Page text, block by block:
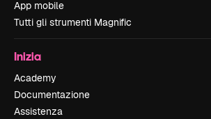
App mobile
Tutti gli strumenti Magnific
Inizia
Academy
Documentazione
Assistenza